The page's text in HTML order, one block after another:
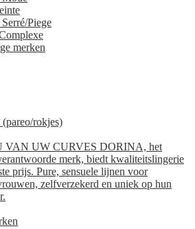
Piege
merken
(pareo/rokjes)
VAN UW CURVES DORINA, het
merk, biedt kwaliteitslingerie
prijs. Pure, sensuele lijnen voor
zelfverzekerd en uniek op hun